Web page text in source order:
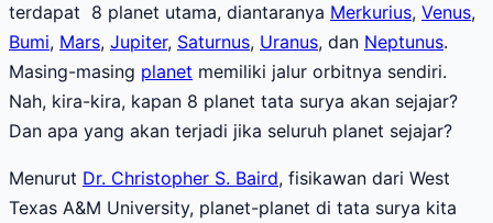
terdapat 8 planet utama, diantaranya Merkurius, Venus,
Bumi, Mars, Jupiter, Saturnus, Uranus, dan Neptunus.
Masing-masing planet memiliki jalur orbitnya sendiri.
Nah, kira-kira, kapan 8 planet tata surya akan sejajar?
Dan apa yang akan terjadi jika seluruh planet sejajar?
Menurut Dr. Christopher S. Baird, fisikawan dari West
Texas A&M University, planet-planet di tata surya kita